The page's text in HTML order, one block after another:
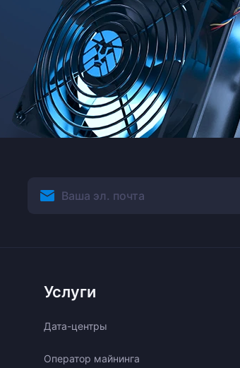
Услуги
Дата-центры
Оператор майнинга